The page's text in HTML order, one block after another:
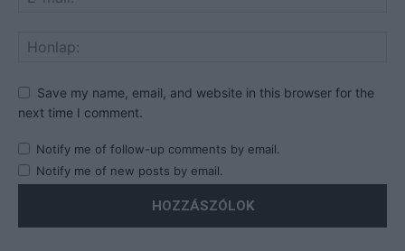
Save my name, email, and website in this browser for the
next time I comment.
Notify me of follow-up comments by email.
Notify me of new posts by email.